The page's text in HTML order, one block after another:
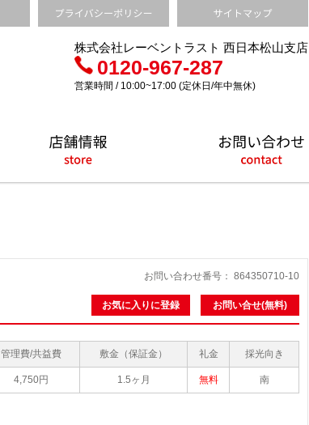
株式会社レーベントラスト 西日本松山支店
0120-967-287
営業時間 / 10:00~17:00 (定休日/年中無休)
お問い合わせ番号： 864350710-10
お気に入りに登録 お問い合せ(無料)
管理費/共益費 敷金（保証金） 礼金 採光向き
4,750円 1.5ヶ月 無料 南